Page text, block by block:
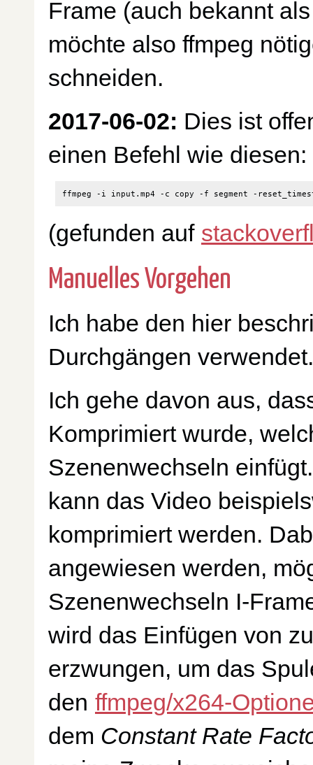
Frame (auch bekannt
möchte also ffmpeg
schneiden.
2017-06-02: Dies ist
einen Befehl wie diesen:
ffmpeg -i input.mp4 -c copy -f segment -
(gefunden auf
Manuelles Vorgehen
Ich habe den hier
Durchgängen verwendet.
Ich gehe davon aus,
Komprimiert wurde,
Szenenwechseln
kann das Video
komprimiert werden.
angewiesen werden,
Szenenwechseln I-
wird das Einfügen von
erzwungen, um das
den ffmpeg/x264-
dem Constant Rate